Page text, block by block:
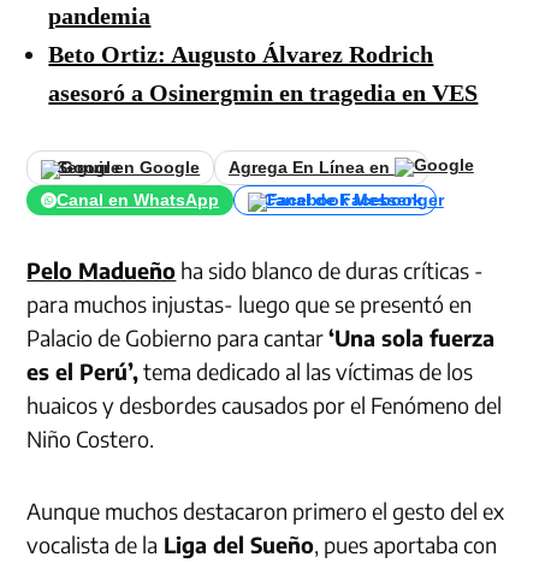
pandemia
Beto Ortiz: Augusto Álvarez Rodrich
asesoró a Osinergmin en tragedia en VES
Seguir en Google
Agrega En Línea en
Canal en WhatsApp
Canal de Facebook
Pelo Madueño ha sido blanco de duras críticas -
para muchos injustas- luego que se presentó en
Palacio de Gobierno para cantar‘Una sola fuerza
es el Perú’,tema dedicado al las víctimas de los
huaicos y desbordes causados por el Fenómeno del
Niño Costero.
Aunque muchos destacaron primero el gesto del ex
vocalista de la Liga del Sueño, pues aportaba con